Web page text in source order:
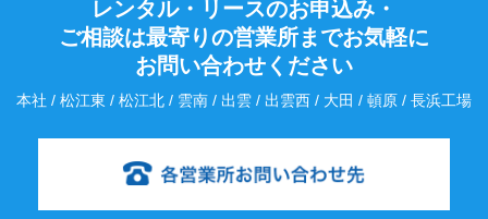
レンタル・リースのお申込み・
ご相談は最寄りの営業所までお気軽に
お問い合わせください
本社 / 松江東 / 松江北 / 雲南 / 出雲 / 出雲西 / 大田 / 頓原 / 長浜工場